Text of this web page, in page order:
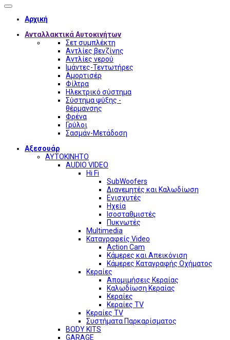
Αρχική
Ανταλλακτικά Αυτοκινήτων
Σετ συμπλέκτη
Αντλίες βενζίνης
Αντλίες νερού
Ιμάντες-Τεντωτήρες
Αμορτισέρ
Φίλτρα
Ηλεκτρικό σύστημα
Σύστημα ψύξης -
θέρμανσης
Φρένα
Γρύλοι
Σασμάν-Μετάδοση
Αξεσουάρ
ΑΥΤΟΚΙΝΗΤΟ
AUDIO VIDEO
Hi Fi
SubWoofers
Διανεμητές και Καλωδίωση
Ενισχυτές
Ηχεία
Ισοσταθμιστές
Πυκνωτές
Multimedia
Καταγραφείς Video
Action Cam
Κάμερες και Απεικόνιση
Κάμερες Καταγραφής Οχήματος
Κεραίες
Απομιμήσεις Κεραίας
Καλωδίωση Κεραίας
Κεραίες
Κεραίες TV
Κεραίες TV
Συστήματα Παρκαρίσματος
BODY KITS
GARAGE